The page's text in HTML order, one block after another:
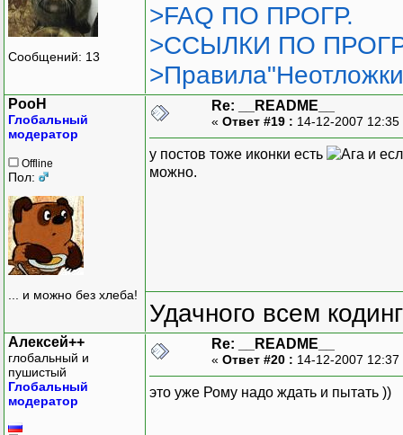
Сообщений: 13
>FAQ ПО ПРОГР.
>ССЫЛКИ ПО
PooH
Глобальный
модератор
Offline
Пол:
... и можно без хлеба!
Re: __README__
« Ответ #19 : 14-12-2007
у постов тоже иконки есть
и
можно.
Удачного всем
Алексей++
глобальный и
пушистый
Глобальный
модератор
Re: __README__
« Ответ #20 : 14-12-2007
это уже Рому надо ждать и пытать ))